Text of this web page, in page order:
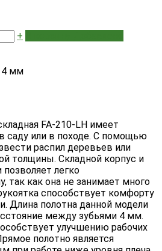
+
4 мм
FA-210-LH имеет
саду или в походе. С помощью
распил деревьев или
толщины. Складной корпус и
легко
так как она не занимает много
способствует комфорту
Длина полотна данной модели
между зубьями 4 мм.
улучшению рабочих
полотно является